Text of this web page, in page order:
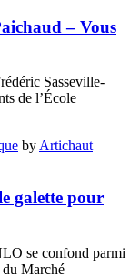
– Vous
Sasseville-
de l’École
by Artichaut
galette pour
se confond parmi
du Marché